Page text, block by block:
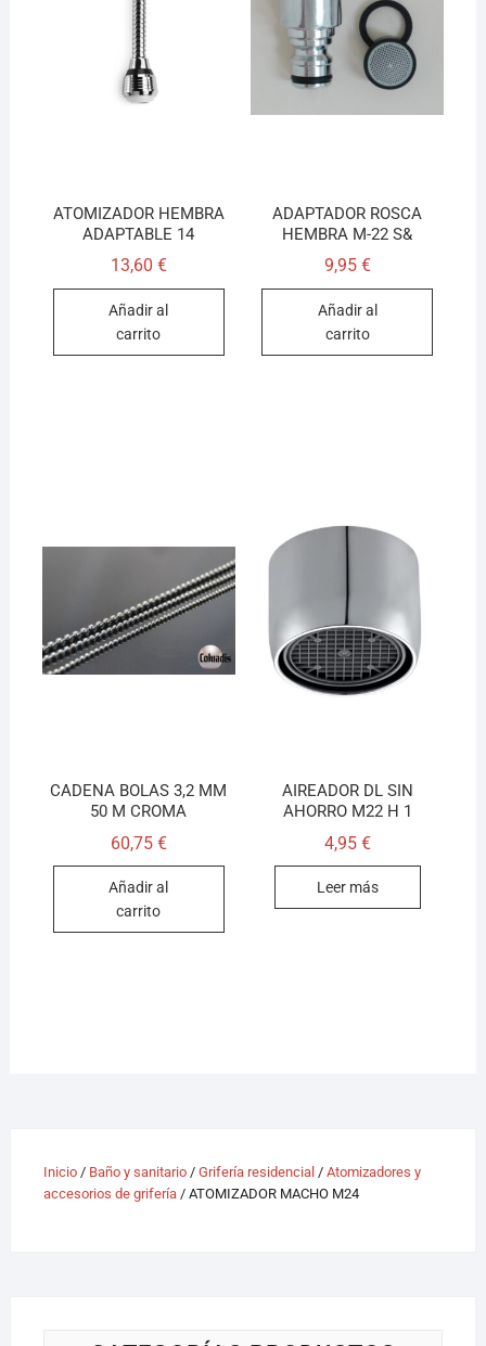
ATOMIZADOR HEMBRA
ADAPTABLE 14
13,60 €
Añadir al
carrito
ADAPTADOR ROSCA
HEMBRA M-22 S&
9,95 €
Añadir al
carrito
CADENA BOLAS 3,2 MM
50 M CROMA
60,75 €
Añadir al
carrito
AIREADOR DL SIN
AHORRO M22 H 1
4,95 €
Leer más
Inicio/ Baño y sanitario/ Grifería residencial / Atomizadores y
accesorios de grifería/ ATOMIZADOR MACHO M24